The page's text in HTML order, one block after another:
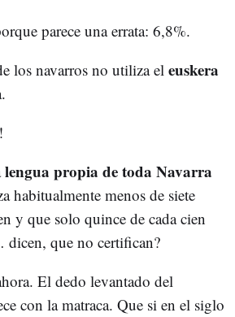
parece una errata: 6,8%.
los navarros no utiliza el euskera
lengua propia de toda Navarra
habitualmente menos de siete
y que solo quince de cada cien
dicen, que no certifican?
El dedo levantado del
con la matraca. Que si en el siglo